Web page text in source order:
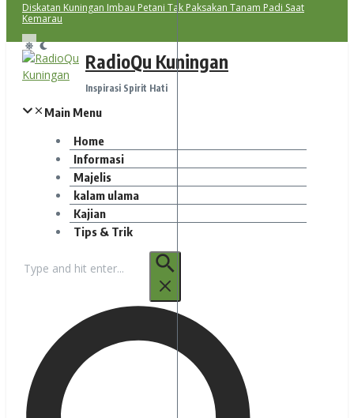
Diskatan Kuningan Imbau Petani Tak Paksakan Tanam Padi Saat
Kemarau
RadioQu Kuningan
Inspirasi Spirit Hati
Main Menu
Home
Informasi
Majelis
kalam ulama
Kajian
Tips & Trik
untuk: